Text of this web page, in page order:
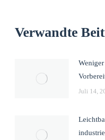
Verwandte
Juli 14,